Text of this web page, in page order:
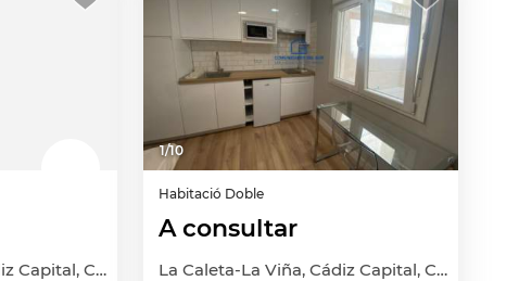
La Caleta-La Viña, Cádiz Capital, Cádiz
1/10
Habitació Doble
A consultar
La Caleta-La Viña, Cádiz Capital, Cádiz